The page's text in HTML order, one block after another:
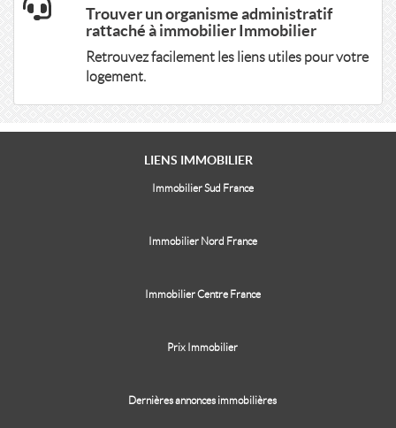
Trouver un organisme administratif
rattaché à immobilier Immobilier
Retrouvez facilement les liens utiles pour votre
logement.
LIENS IMMOBILIER
Immobilier Sud France
Immobilier Nord France
Immobilier Centre France
Prix Immobilier
Dernières annonces immobilières